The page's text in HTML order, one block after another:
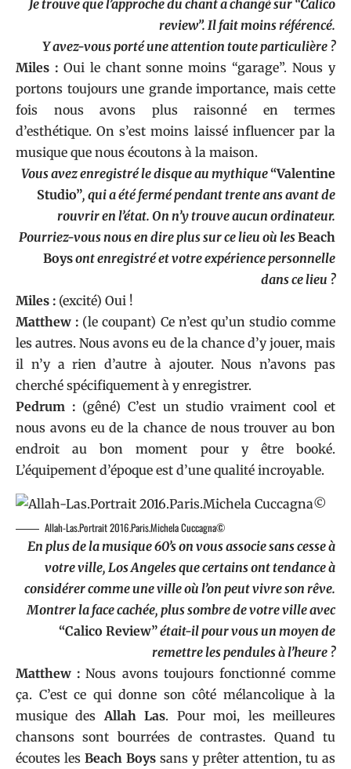
Je trouve que l’approche du chant a changé sur “Calico
review”. Il fait moins référencé.
Y avez-vous porté une attention toute particulière ?
Miles :Oui le chant sonne moins “garage”. Nous y
portons toujours une grande importance, mais cette
fois nous avons plus raisonné en termes
d’esthétique. On s’est moins laissé influencer par la
musique que nous écoutons à la maison.
Vous avez enregistré le disque au mythique“Valentine
Studio”, qui a été fermé pendant trente ans avant de
rouvrir en l’état. On n’y trouve aucun ordinateur.
Pourriez-vous nous en dire plus sur ce lieu où lesBeach
Boysont enregistré et votre expérience personnelle
dans ce lieu ?
Miles : (excité) Oui !
Matthew : (le coupant) Ce n’est qu’un studio comme
les autres. Nous avons eu de la chance d’y jouer, mais
il n’y a rien d’autre à ajouter. Nous n’avons pas
cherché spécifiquement à y enregistrer.
Pedrum :(gêné) C’est un studio vraiment cool et
nous avons eu de la chance de nous trouver au bon
endroit au bon moment pour y être booké.
L’équipement d’époque est d’une qualité incroyable.
Allah-Las.Portrait 2016.Paris.Michela Cuccagna©
En plus de la musique 60’s on vous associe sans cesse à
votre ville, Los Angeles que certains ont tendance à
considérer comme une ville où l’on peut vivre son rêve.
Montrer la face cachée, plus sombre de votre ville avec
“Calico Review”était-il pour vous un moyen de
remettre les pendules à l’heure ?
Matthew : Nous avons toujours fonctionné comme
ça. C’est ce qui donne son côté mélancolique à la
musique des Allah Las. Pour moi, les meilleures
chansons sont bourrées de contrastes. Quand tu
écoutes les Beach Boys sans y prêter attention, tu as